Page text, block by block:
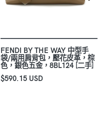
FENDI BY THE WAY 中型手
袋/兩用肩背包，壓花皮革，棕
色，銀色五金，8BL124 [二手]
$590.15 USD